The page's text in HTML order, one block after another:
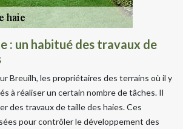
: un habitué des travaux de
Breuilh, les propriétaires des terrains où il y
à réaliser un certain nombre de tâches. Il
des travaux de taille des haies. Ces
pour contrôler le développement des